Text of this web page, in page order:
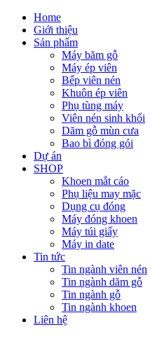
Home
Giới thiệu
Sản phẩm
Máy băm gỗ
Máy ép viên
Bếp viên nén
Khuôn ép viên
Phụ tùng máy
Viên nén sinh khối
Dăm gỗ mùn cưa
Bao bì đóng gói
Dự án
SHOP
Khoen mắt cáo
Phụ liệu may mặc
Dụng cụ đóng
Máy đóng khoen
Máy túi giấy
Máy in date
Tin tức
Tin ngành viên nén
Tin ngành dăm gỗ
Tin ngành gỗ
Tin ngành khoen
Liên hệ